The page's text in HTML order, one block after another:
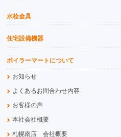
水栓金具
住宅設備機器
ボイラーマートについて
お知らせ
よくあるお問合わせ内容
お客様の声
本社会社概要
札幌南店 会社概要